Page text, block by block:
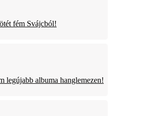
fém Svájcból!
legújabb albuma hanglemezen!